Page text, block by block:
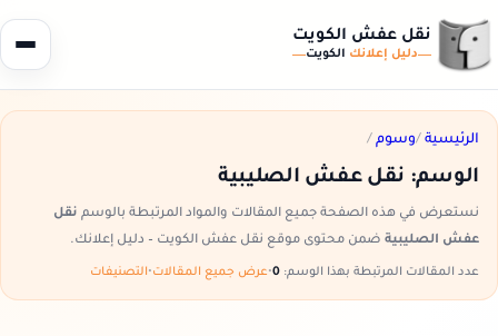
نقل عفش الكويت
دليل إعلانك الكويت
الرئيسية /وسوم /
الوسم: نقل عفش الصليبية
نستعرض في هذه الصفحة جميع المقالات والمواد المرتبطة بالوسم نقل
عفش الصليبية ضمن محتوى موقع نقل عفش الكويت – دليل إعلانك.
عدد المقالات المرتبطة بهذا الوسم: •عرض جميع المقالات•التصنيفات